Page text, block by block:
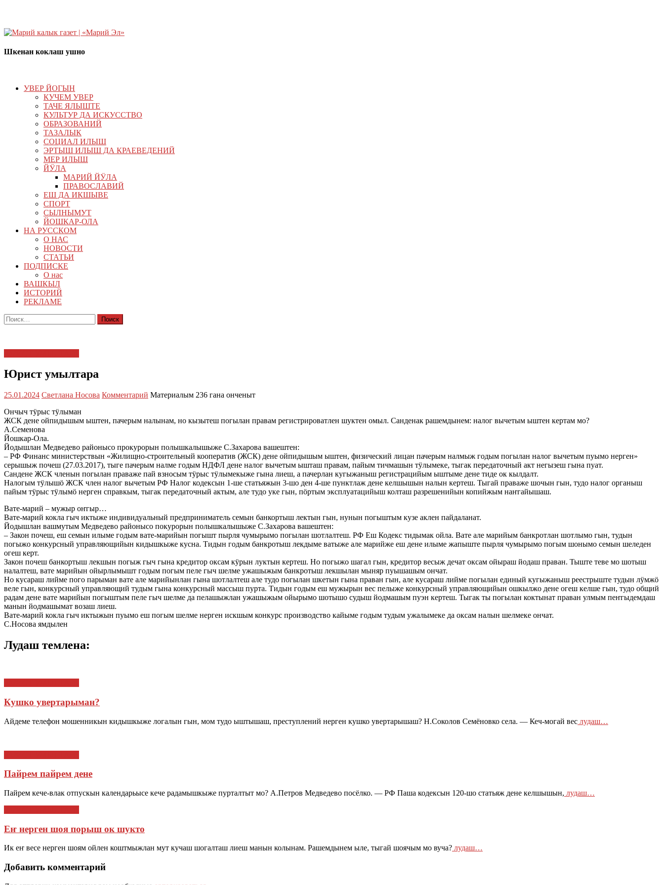
Шкенан коклаш ушно
УВЕР ЙОГЫН
КУЧЕМ УВЕР
ТАЧЕ ЯЛЫШТЕ
КУЛЬТУР ДА ИСКУССТВО
ОБРАЗОВАНИЙ
ТАЗАЛЫК
СОЦИАЛ ИЛЫШ
ЭРТЫШ ИЛЫШ ДА КРАЕВЕДЕНИЙ
МЕР ИЛЫШ
ЙӰЛА
МАРИЙ ЙӰЛА
ПРАВОСЛАВИЙ
ЕШ ДА ИКШЫВЕ
СПОРТ
СЫЛНЫМУТ
ЙОШКАР-ОЛА
НА РУССКОМ
О НАС
НОВОСТИ
СТАТЬИ
ПОДПИСКЕ
О нас
ВАШКЫЛ
ИСТОРИЙ
РЕКЛАМЕ
Найти:
Юрист умылтара
25.01.2024 Светлана Носова Комментарий Материалым 236 гана онченыт
Ончыч тӱрыс тӱлыман
ЖСК дене ойпидышым ыштен, пачерым налынам, но кызытеш погылан правам регистрироватлен шуктен омыл. Санденак рашемдынем: налог вычетым ыштен кертам мо?
А.Семенова
Йошкар-Ола.
Йодышлан Медведево районысо прокурорын полышкалышыже С.Захарова вашештен:
– РФ Финанс министерствын «Жилищно-строительный кооператив (ЖСК) дене ойпидышым ыштен, физический лицан пачерым налмыж годым погылан налог вычетым пуымо нерген»
серышыж почеш (27.03.2017), тыге пачерым налме годым НДФЛ дене налог вычетым ышташ правам, пайым тичмашын тӱлымеке, тыгак передаточный акт негызеш гына пуат.
Сандене ЖСК членын погылан праваже пай взносым тӱрыс тӱлымекыже гына лиеш, а пачерлан кугыжаныш регистрацийым ыштыме дене тиде ок кылдалт.
Налогым тӱлышӧ ЖСК член налог вычетым РФ Налог кодексын 1-ше статьяжын 3-шо ден 4-ше пунктлаж дене келшышын налын кертеш. Тыгай праваже шочын гын, тудо налог органыш
пайым тӱрыс тӱлымӧ нерген справкым, тыгак передаточный актым, але тудо уке гын, пӧртым эксплуатацийыш колташ разрешенийын копийжым наҥгайышаш.
Вате-марий – мужыр оҥгыр…
Вате-марий кокла гыч иктыже индивидуальный предприниматель семын банкортыш лектын гын, нунын погыштым кузе аклен пайдаланат.
Йодышлан вашмутым Медведево районысо покурорын полышкалышыже С.Захарова вашештен:
– Закон почеш, еш семын илыме годым вате-марийын погышт пырля чумырымо погылан шотлалтеш. РФ Еш Кодекс тидымак ойла. Вате але марийым банкротлан шотлымо гын, тудын
погыжо конкурсный управляющийын кидышкыже кусна. Тидын годым банкротыш лекдыме ватыже але марийже еш дене илыме жапыште пырля чумырымо погым шонымо семын шеледен
огеш керт.
Закон почеш банкортыш лекшын погыж гыч гына кредитор оксам кӱрын луктын кертеш. Но погыжо шагал гын, кредитор весыж дечат оксам ойыраш йодаш праван. Тыште теве мо шотыш
налалтеш, вате марийын ойырлымышт годым погым пеле гыч шелме ужашыжым банкротыш лекшылан мыняр пуышашым ончат.
Но кусараш лийме пого парыман вате але марийынлан гына шотлалтеш але тудо погылан шкетын гына праван гын, але кусараш лийме погылан единый кугыжаныш реестрыште тудын лӱмжӧ
веле гын, конкурсный управляющий тудым гына конкурсный массыш пурта. Тидын годым еш мужырын вес пелыже конкурсный управляющийын ошкылжо дене огеш келше гын, тудо общий
радам дене вате марийын погыштым пеле гыч шелме да пелашыжлан ужашыжым ойырымо шотышо судыш йодмашым пуэн кертеш. Тыгак ты погылан коктынат праван улмым пеҥгыдемдаш
манын йодмашымат возаш лиеш.
Вате-марий кокла гыч иктыжын пуымо еш погым шелме нерген искшым конкурс производство кайыме годым тудым ужалымеке да оксам налын шелмеке ончат.
С.Носова ямдылен
Лудаш темлена:
Кушко увертарыман?
Айдеме телефон мошенникын кидышкыже логалын гын, мом тудо ыштышаш, преступлений нерген кушко увертарышаш? Н.Соколов Семёновко села. — Кеч-могай вес лудаш…
Пайрем пайрем дене
Пайрем кече-влак отпускын календарьысе кече радамышкыже пурталтыт мо? А.Петров Медведево посёлко. — РФ Паша кодексын 120-шо статьяж дене келшышын, лудаш…
Еҥ нерген шоя порыш ок шукто
Ик еҥ весе нерген шоям ойлен коштмыжлан мут кучаш шогалташ лиеш манын колынам. Рашемдынем ыле, тыгай шоячым мо вуча? лудаш…
Добавить комментарий